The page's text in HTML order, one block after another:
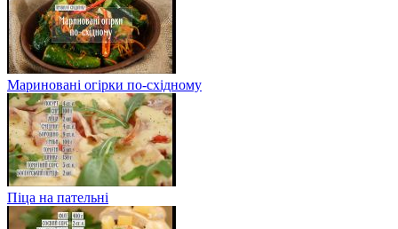
Мариновані огірки по-східному
Піца на пательні